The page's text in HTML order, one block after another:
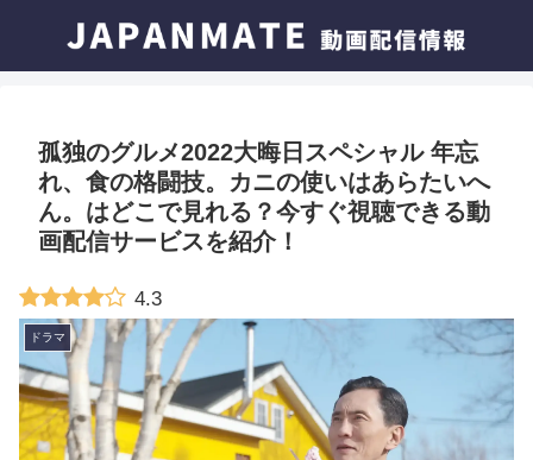
孤独のグルメ2022大晦日スペシャル 年忘
れ、食の格闘技。カニの使いはあらたいへ
ん。はどこで見れる？今すぐ視聴できる動
画配信サービスを紹介！
4.3
ドラマ